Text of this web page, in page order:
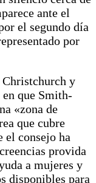
ante el
el segundo día
por
y
en que Smith-
«zona de
que cubre
el consejo ha
provida
a mujeres y
disponibles para